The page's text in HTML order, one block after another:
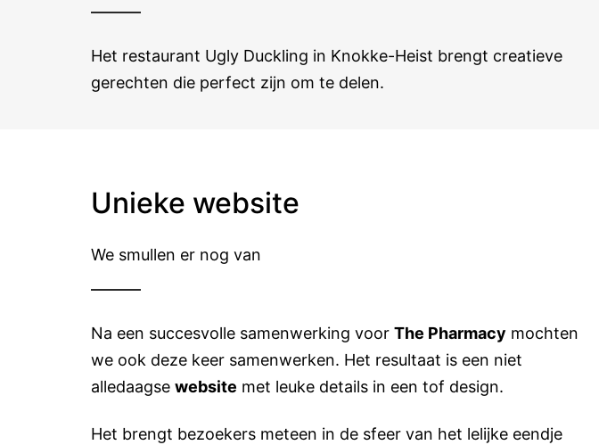
Het restaurant Ugly Duckling in Knokke-Heist brengt creatieve
gerechten die perfect zijn om te delen.
Unieke website
We smullen er nog van
Na een succesvolle samenwerking voor The Pharmacy mochten
we ook deze keer samenwerken. Het resultaat is een niet
alledaagse website met leuke details in een tof design.
Het brengt bezoekers meteen in de sfeer van het lelijke eendje